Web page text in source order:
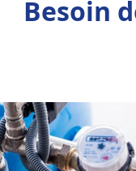
Besoin